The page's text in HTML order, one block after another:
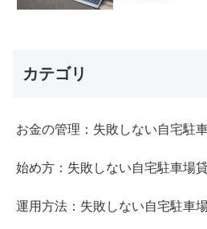
カテゴリ
お金の管理：失敗しない自宅駐
始め方：失敗しない自宅駐車場
運用方法：失敗しない自宅駐車